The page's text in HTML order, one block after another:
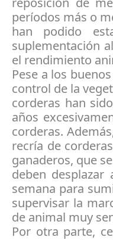
períodos más o
han podido
suplementación
el rendimiento
Pese a los
control de la
corderas han
años
corderas.
recría de
ganaderos, que se
deben
semana para
supervisar la
de animal muy
Por otra parte,